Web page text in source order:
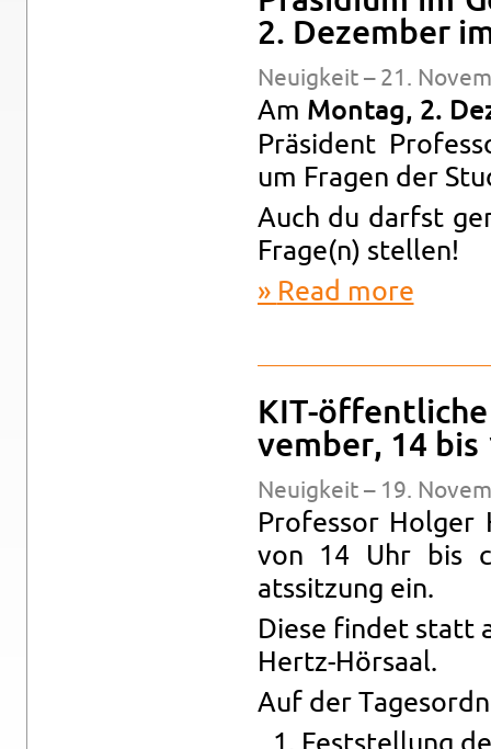
2. Dezem­ber
Neuigkeit – 21.
Am Mon­tag, 2.
Präsident
um Fra­gen der
Auch du darfst
Frage(n) stellen!
Read more
KIT-
vem­ber, 14 bis
Neuigkeit – 19.
Pro­fes­sor Hol­ger
von 14 Uhr bis
atssitzung ein.
Diese findet statt
Hertz-Hörsaal.
Auf der